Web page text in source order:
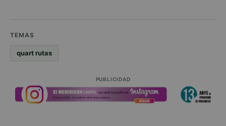
TEMAS
quart rutas
PUBLICIDAD